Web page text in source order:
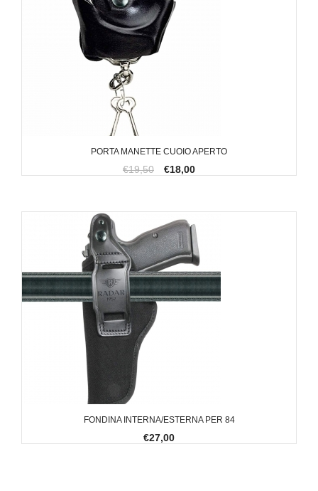
PORTA MANETTE CUOIO APERTO
€19,50 €18,00
FONDINA INTERNA/ESTERNA PER 84
€27,00